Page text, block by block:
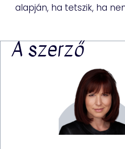
alapján, ha tetszik, ha
A szerző